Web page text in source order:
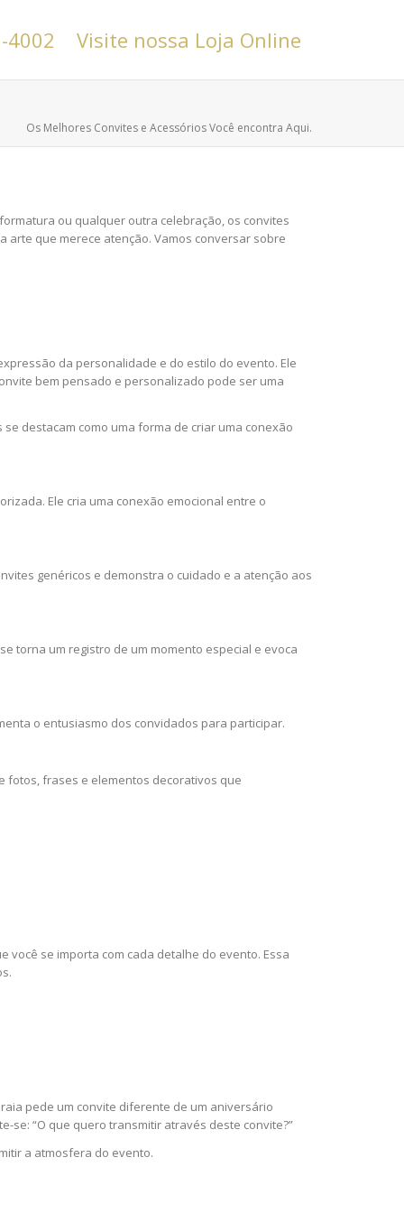
4002 Visite nossa Loja Online
Os Melhores Convites e Acessórios Você encontra Aqui.
ou qualquer outra celebração, os convites
arte que merece atenção. Vamos conversar sobre
da personalidade e do estilo do evento. Ele
bem pensado e personalizado pode ser uma
destacam como uma forma de criar uma conexão
Ele cria uma conexão emocional entre o
genéricos e demonstra o cuidado e a atenção aos
torna um registro de um momento especial e evoca
o entusiasmo dos convidados para participar.
fotos, frases e elementos decorativos que
se importa com cada detalhe do evento. Essa
pede um convite diferente de um aniversário
se: “O que quero transmitir através deste convite?”
a atmosfera do evento.